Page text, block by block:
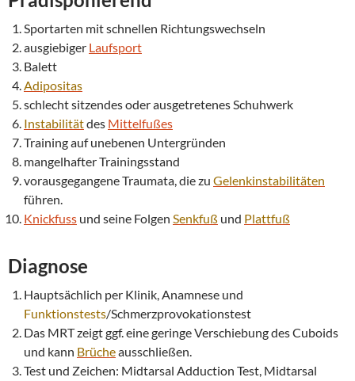
Sportarten mit schnellen Richtungswechseln
ausgiebiger Laufsport
Balett
Adipositas
schlecht sitzendes oder ausgetretenes Schuhwerk
Instabilitätdes Mittelfußes
Training auf unebenen Untergründen
mangelhafter Trainingsstand
vorausgegangene Traumata, die zu Gelenkinstabilitäten
führen.
Knickfuss und seine Folgen Senkfuß und Plattfuß
Diagnose
Hauptsächlich per Klinik, Anamnese und
Funktionstests/Schmerzprovokationstest
Das MRT zeigt ggf. eine geringe Verschiebung des Cuboids
und kann Brücheausschließen.
Test und Zeichen: Midtarsal Adduction Test, Midtarsal